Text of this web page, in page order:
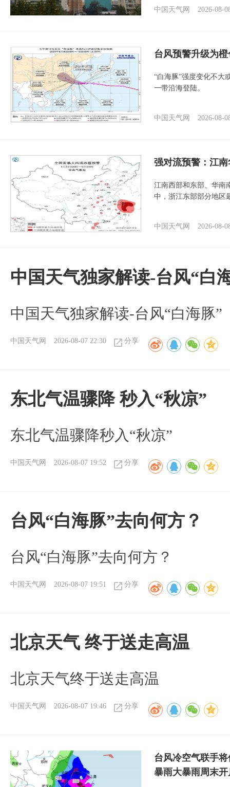
中国天气网 2026-08-
台风预警升级为
“白海豚”强度变化不大
一带沿海登陆。
中国天气网 2026-08-
强对流预警：江
江南西部和东部、华南
中，浙江东部部分地区
中国天气网 2026-08-
中国天气独家解读-台风“白
中国天气独家解读-台风“白海豚”
中国天气网 2026-08-07 22:30 分享
东北气温骤降 秒入“秋凉”
东北气温骤降秒入“秋凉”
中国天气网 2026-08-07 19:52 分享
台风“白海豚”去向何方？
台风“白海豚”去向何方？
中国天气网 2026-08-07 19:51 分享
北京天气 终于送走高温
北京天气终于送走高温
中国天气网 2026-08-07 19:46 分享
台风冷空气联手
暴雨大暴雨周末开